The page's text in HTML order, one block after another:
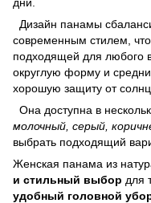
Дизайн панамы
современным стилем,
подходящей для любого
округлую форму и
хорошую защиту от
Она доступна в
молочный, серый,
выбрать подходящий
Женская панама из
и стильный выбор для
удобный головной